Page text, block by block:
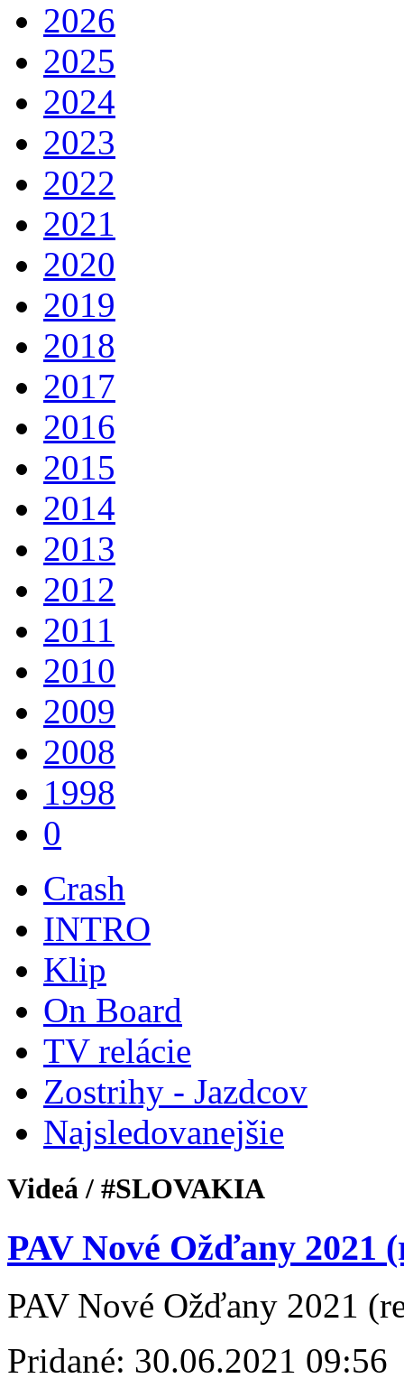
2026
2025
2024
2023
2022
2021
2020
2019
2018
2017
2016
2015
2014
2013
2012
2011
2010
2009
2008
1998
0
Crash
INTRO
Klip
On Board
TV relácie
Zostrihy - Jazdcov
Najsledovanejšie
Videá / #SLOVAKIA
PAV Nové Ožďany 2021
PAV Nové Ožďany 2021
Pridané: 30.06.2021 09:56